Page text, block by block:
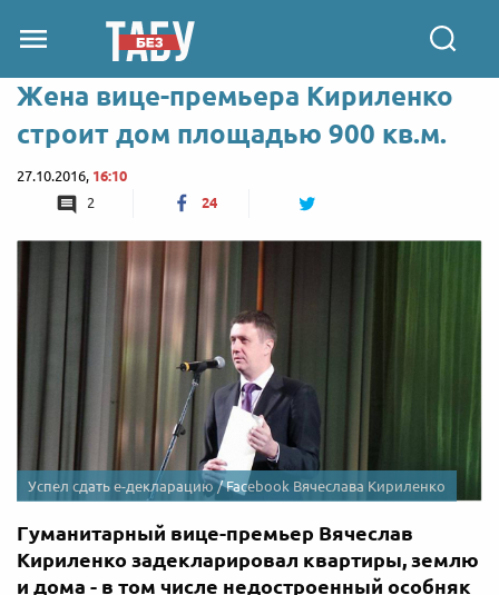
Жена вице-премьера Кириленко
строит дом площадью 900 кв.м.
27.10.2016, 16:10
2
24
Успел сдать е-декларацию / Facebook Вячеслава Кириленко
Гуманитарный вице-премьер Вячеслав
Кириленко задекларировал квартиры, землю
и дома - в том числе недостроенный особняк